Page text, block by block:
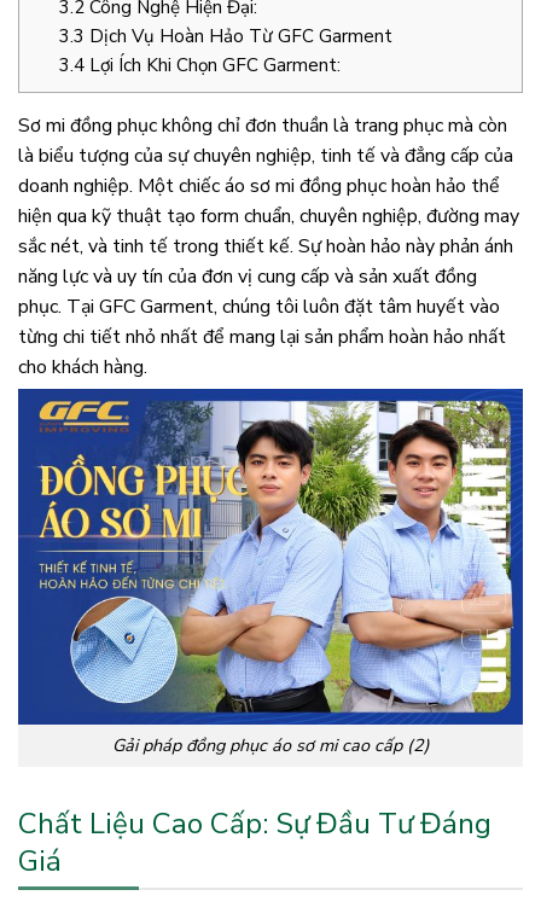
3.2Công Nghệ Hiện Đại:
3.3 Dịch Vụ Hoàn Hảo Từ GFC Garment
3.4Lợi Ích Khi Chọn GFC Garment:
Sơ mi đồng phục không chỉ đơn thuần là trang phục mà còn
là biểu tượng của sự chuyên nghiệp, tinh tế và đẳng cấp của
doanh nghiệp. Một chiếc áo sơ mi đồng phục hoàn hảo thể
hiện qua kỹ thuật tạo form chuẩn, chuyên nghiệp, đường may
sắc nét, và tinh tế trong thiết kế. Sự hoàn hảo này phản ánh
năng lực và uy tín của đơn vị cung cấp và sản xuất đồng
phục. Tại GFC Garment, chúng tôi luôn đặt tâm huyết vào
từng chi tiết nhỏ nhất để mang lại sản phẩm hoàn hảo nhất
cho khách hàng.
Gải pháp đồng phục áo sơ mi cao cấp (2)
Chất Liệu Cao Cấp: Sự Đầu Tư Đáng
Giá